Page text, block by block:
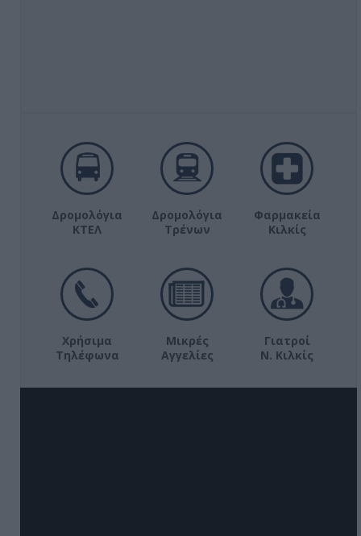
Δρομολόγια
ΚΤΕΛ
Δρομολόγια
Τρένων
Φαρμακεία
Κιλκίς
Χρήσιμα
Τηλέφωνα
Μικρές
Αγγελίες
Γιατροί
Ν. Κιλκίς